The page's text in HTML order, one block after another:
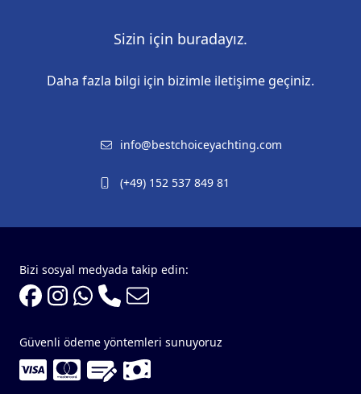
Sizin için buradayız.
Daha fazla bilgi için bizimle iletişime geçiniz.
info@bestchoiceyachting.com
(+49) 152 537 849 81
Bizi sosyal medyada takip edin:
Güvenli ödeme yöntemleri sunuyoruz